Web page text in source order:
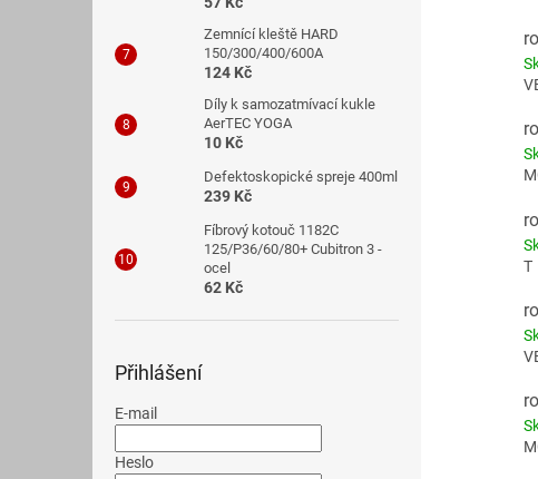
Zemnící kleště HARD
150/300/400/600A
124 Kč
Díly k samozatmívací kukle
AerTEC YOGA
10 Kč
Defektoskopické spreje 400ml
239 Kč
Fíbrový kotouč 1182C
125/P36/60/80+ Cubitron 3 -
ocel
62 Kč
Přihlášení
E-mail
Heslo
T